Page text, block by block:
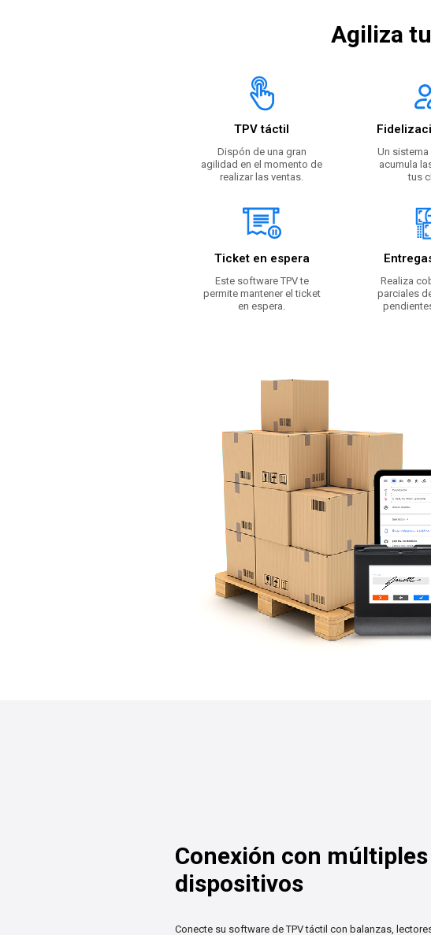
Agiliza
TPV táctil
Dispón de una gran
agilidad en el momento de
realizar las ventas.
Un
acumula
tus
Ticket en espera
Este software TPV te
permite mantener el ticket
en espera.
Realiza
parciales
Conexión con múltiples
dispositivos
Conecte su software de TPV táctil con balanzas,